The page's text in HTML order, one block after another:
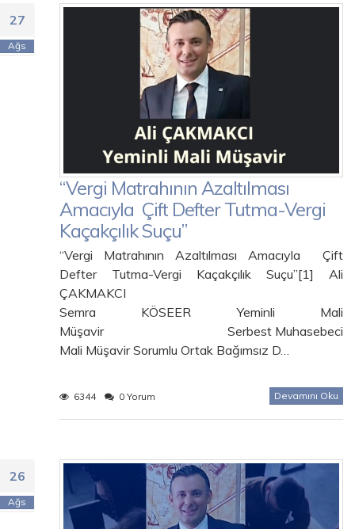
27
Ağs
“Vergi Matrahının Azaltılması
Amacıyla Çift Defter Tutma-Vergi
Kaçakçılık Suçu”
“Vergi Matrahının Azaltılması Amacıyla Çift
Defter Tutma-Vergi Kaçakçılık Suçu”[1] Ali
ÇAKMAKCI
Semra KÖSEER Yeminli Mali
Müşavir Serbest Muhasebeci
Mali Müşavir Sorumlu Ortak Bağımsız D…
6344 0 Yorum Devamını Oku
26
Ağs